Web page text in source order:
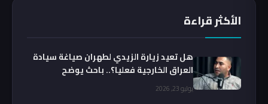
الأكثر قراءة
هل تعيد زيارة الزيدي لطهران صياغة سيادة
العراق الخارجية فعليا؟.. باحث يوضح
يوليو 23, 2026